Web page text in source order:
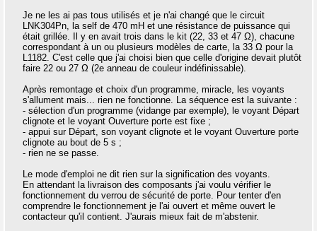
Je ne les ai pas tous utilisés et je n'ai changé que le circuit
LNK304Pn, la self de 470 mH et une résistance de puissance qui
était grillée. Il y en avait trois dans le kit (22, 33 et 47 Ω), chacune
correspondant à un ou plusieurs modèles de carte, la 33 Ω pour la
L1182. C'est celle que j'ai choisi bien que celle d'origine devait plutôt
faire 22 ou 27 Ω (2e anneau de couleur indéfinissable).
Après remontage et choix d'un programme, miracle, les voyants
s'allument mais... rien ne fonctionne. La séquence est la suivante :
- sélection d'un programme (vidange par exemple), le voyant Départ
clignote et le voyant Ouverture porte est fixe ;
- appui sur Départ, son voyant clignote et le voyant Ouverture porte
clignote au bout de 5 s ;
- rien ne se passe.
Le mode d'emploi ne dit rien sur la signification des voyants.
En attendant la livraison des composants j'ai voulu vérifier le
fonctionnement du verrou de sécurité de porte. Pour tenter d'en
comprendre le fonctionnement je l'ai ouvert et même ouvert le
contacteur qu'il contient. J'aurais mieux fait de m'abstenir.